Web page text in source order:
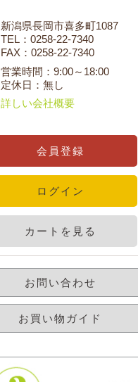
新潟県長岡市喜多町1087
TEL：0258-22-7340
FAX：0258-22-7340
営業時間：9:00～18:00
定休日：無し
詳しい会社概要
会員登録
ログイン
カートを見る
お問い合わせ
お買い物ガイド